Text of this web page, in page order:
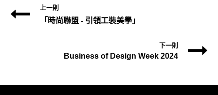
上一則
「時尚聯盟 - 引領工裝美學」
下一則
Business of Design Week 2024